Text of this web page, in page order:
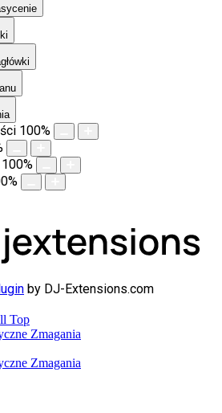
100%
100%
%
by DJ-Extensions.com
Top